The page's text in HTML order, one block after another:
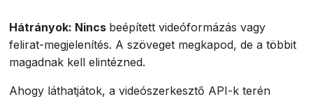
Hátrányok: Nincs beépített videóformázás vagy
felirat-megjelenítés. A szöveget megkapod, de a többit
magadnak kell elintézned.
Ahogy láthatjátok, a videószerkesztő API-k terén